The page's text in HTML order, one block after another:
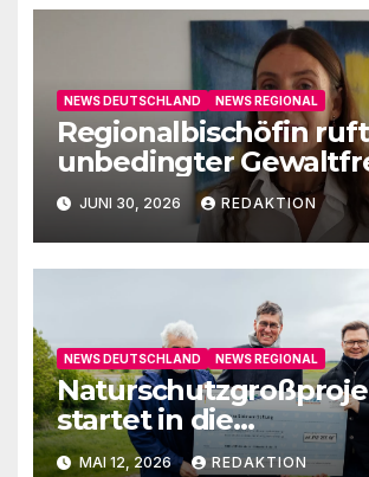
NEWS DEUTSCHLAND NEWS REGIONAL
Regionalbischöfin
unbedingter
aufJUNI 30, 2026 REDAKTION
NEWS DEUTSCHLAND NEWS REGIONAL
startet in die
Umsetzungsphase
MAI 12, 2026 REDAKTION